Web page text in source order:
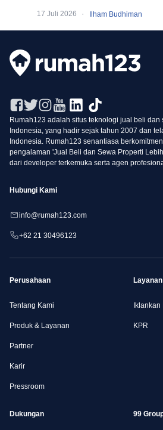
Event Seru!
17 Juli 2026 · Ilham Budhiman
Rumah123 adalah situs teknologi jual beli dan
Indonesia, yang hadir sejak tahun 2007 dan
Indonesia. Rumah123 senantiasa
pengalaman 'Jual Beli dan Sewa Properti
dari developer terkemuka serta agen
Perusahaan
Tentang Kami
Produk & Layanan
Partner
Karir
Pressroom
Layanan
Iklankan
KPR
Dukungan 99
Hubungi Kami
info@rumah123.com
+62 21 30496123